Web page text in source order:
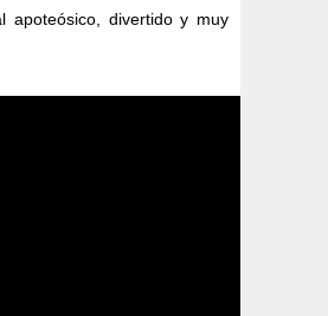
apoteósico, divertido y muy